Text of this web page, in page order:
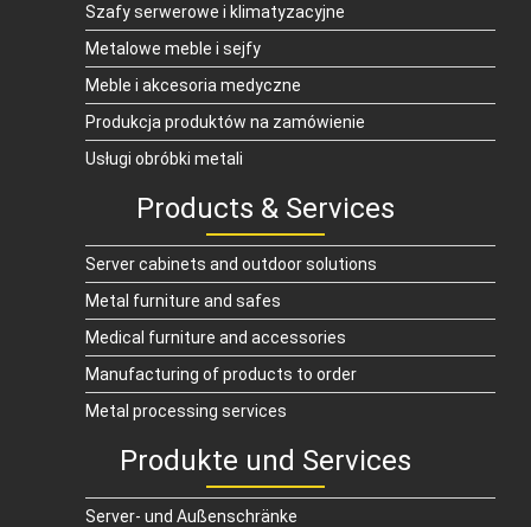
Szafy serwerowe i klimatyzacyjne
Metalowe meble i sejfy
Meble i akcesoria medyczne
Produkcja produktów na zamówienie
Usługi obróbki metali
Products & Services
Server cabinets and outdoor solutions
Metal furniture and safes
Medical furniture and accessories
Manufacturing of products to order
Metal processing services
Produkte und Services
Server- und Außenschränke